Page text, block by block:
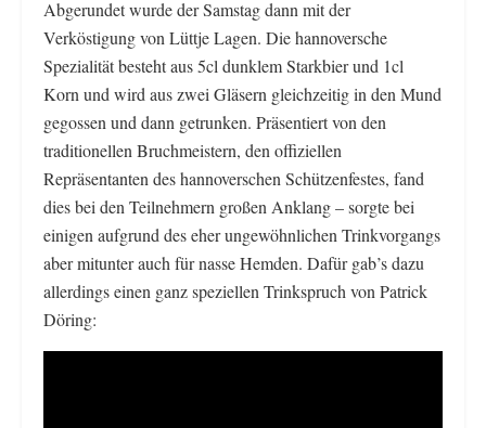
Abgerundet wurde der Samstag dann mit der
Verköstigung von Lüttje Lagen. Die hannoversche
Spezialität besteht aus 5cl dunklem Starkbier und 1cl
Korn und wird aus zwei Gläsern gleichzeitig in den Mund
gegossen und dann getrunken. Präsentiert von den
traditionellen Bruchmeistern, den offiziellen
Repräsentanten des hannoverschen Schützenfestes, fand
dies bei den Teilnehmern großen Anklang – sorgte bei
einigen aufgrund des eher ungewöhnlichen Trinkvorgangs
aber mitunter auch für nasse Hemden. Dafür gab’s dazu
allerdings einen ganz speziellen Trinkspruch von Patrick
Döring: